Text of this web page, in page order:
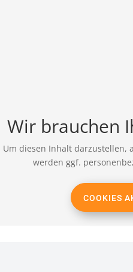
Wir brauchen
Um diesen Inhalt darzustellen,
werden ggf.
COOKIES